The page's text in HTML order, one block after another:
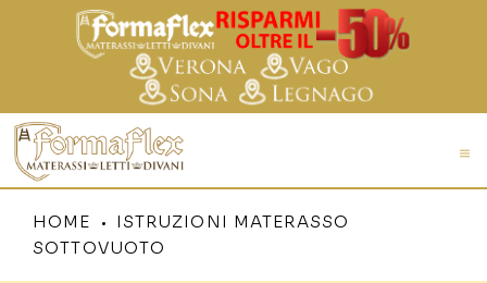
HOME
ISTRUZIONI MATERASSO
SOTTOVUOTO